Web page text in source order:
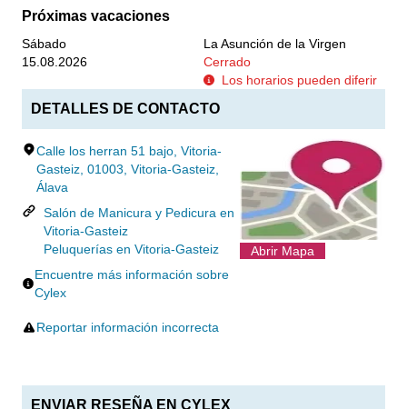
Próximas vacaciones
Sábado
La Asunción de la Virgen
15.08.2026
Cerrado
Los horarios pueden diferir
DETALLES DE CONTACTO
Calle los herran 51 bajo, Vitoria-
Gasteiz, 01003, Vitoria-Gasteiz,
Álava
Salón de Manicura y Pedicura en
Vitoria-Gasteiz
Peluquerías en Vitoria-Gasteiz
Encuentre más información sobre
Cylex
Reportar información incorrecta
Abrir Mapa
ENVIAR RESEÑA EN CYLEX